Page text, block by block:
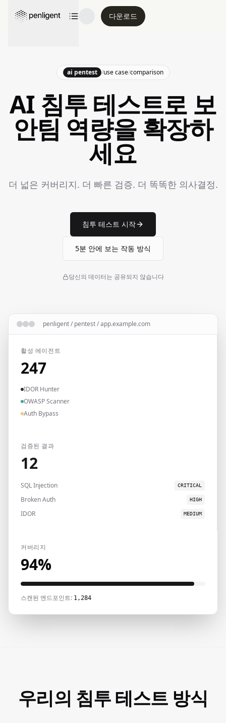
다운로드
ai pentest /use case/comparison
AI 침투 테스트로 보
안팀 역량을 확장하
세요
더 넓은 커버리지. 더 빠른 검증. 더 똑똑한 의사결정.
침투 테스트 시작
5분 안에 보는 작동 방식
당신의 데이터는 공유되지 않습니다
penligent / pentest / app.example.com
활성 에이전트
247
IDOR Hunter
OWASP Scanner
Auth Bypass
검증된 결과
12
SQL Injection CRITICAL
Broken Auth HIGH
IDOR MEDIUM
커버리지
94%
스캔된 엔드포인트: 1,284
우리의 침투 테스트 방식